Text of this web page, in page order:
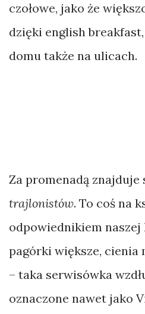
czołowe, jako że
dzięki english
domu także na ulicach.
Za promenadą
trajlonistów. To coś na
odpowiednikiem naszej
pagórki większe, cienia
– taka serwisówka
oznaczone nawet jako